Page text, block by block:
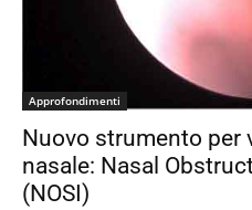
Approfondimenti
Nuovo strumento per
nasale: Nasal
(NOSI)